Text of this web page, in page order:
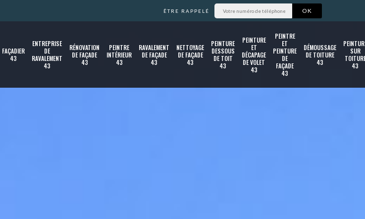
ÊTRE RAPPELÉ
FAÇADIER
43
ENTREPRISE
DE
RAVALEMENT
43
RÉNOVATION
DE FAÇADE
43
PEINTRE
INTÉRIEUR
43
RAVALEMENT
DE FAÇADE
43
NETTOYAGE
DE FAÇADE
43
PEINTURE
DESSOUS
DE TOIT
43
PEINTURE
ET
DÉCAPAGE
DE VOLET
43
PEINTRE
ET
PEINTURE
DE
FAÇADE
43
DÉMOUSSAGE
DE TOITURE
43
SUR
43